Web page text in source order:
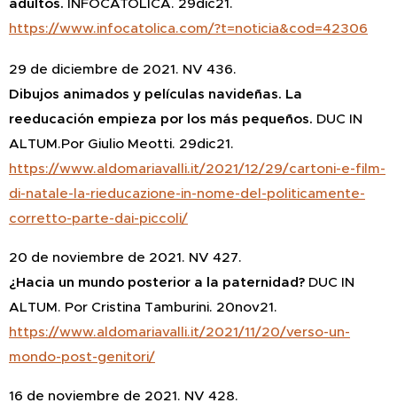
https://www.infocatolica.com/?t=noticia&cod=42306
29 de diciembre de 2021. NV 436.
Dibujos animados y películas navideñas. La
reeducación empieza por los más pequeños. DUC IN
ALTUM.Por Giulio Meotti. 29dic21.
https://www.aldomariavalli.it/2021/12/29/cartoni-e-film-
di-natale-la-rieducazione-in-nome-del-politicamente-
corretto-parte-dai-piccoli/
20 de noviembre de 2021. NV 427.
¿Hacia un mundo posterior a la paternidad? DUC IN
ALTUM. Por Cristina Tamburini. 20nov21.
https://www.aldomariavalli.it/2021/11/20/verso-un-
mondo-post-genitori/
16 de noviembre de 2021. NV 428.